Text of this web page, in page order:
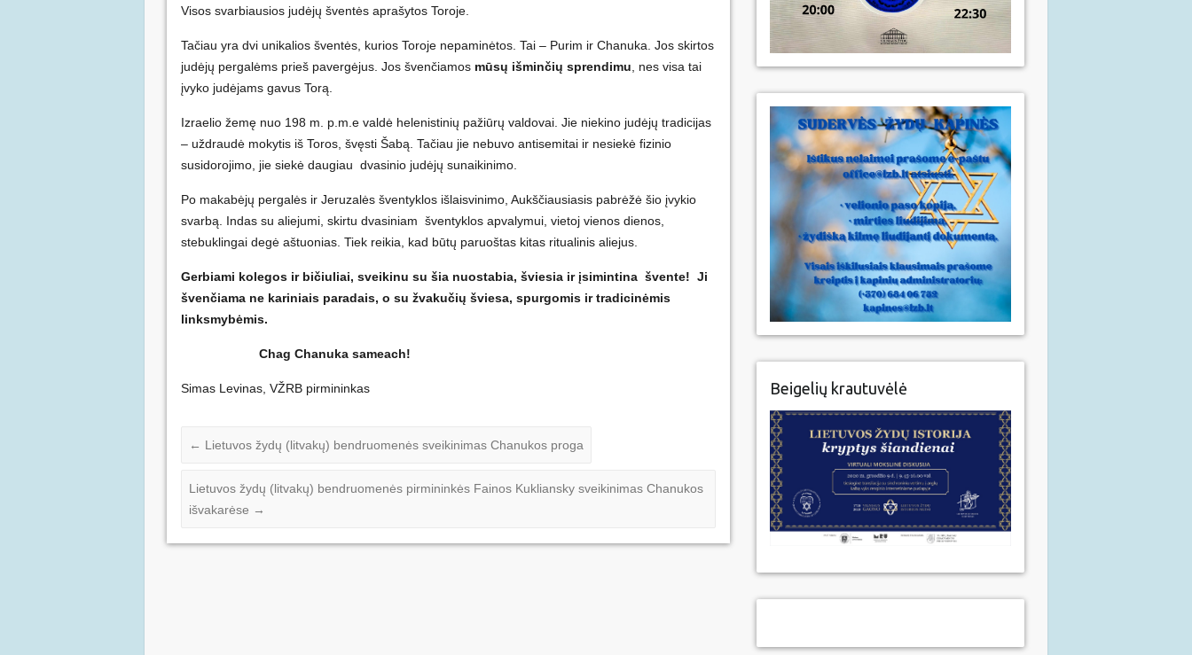
Visos svarbiausios judėjų šventės aprašytos Toroje.
Tačiau yra dvi unikalios šventės, kurios Toroje nepaminėtos. Tai – Purim ir Chanuka. Jos skirtos
judėjų pergalėms prieš pavergėjus. Jos švenčiamos mūsų išminčių sprendimu , nes visa tai
įvyko judėjams gavus Torą.
Izraelio žemę nuo 198 m. p.m.e valdė helenistinių pažiūrų valdovai. Jie niekino judėjų tradicijas
– uždraudė mokytis iš Toros, švęsti Šabą. Tačiau jie nebuvo antisemitai ir nesiekė fizinio
susidorojimo, jie siekė daugiau dvasinio judėjų sunaikinimo.
Po makabėjų pergalės ir Jeruzalės šventyklos išlaisvinimo, Aukščiausiasis pabrėžė šio įvykio
svarbą. Indas su aliejumi, skirtu dvasiniam šventyklos apvalymui, vietoj vienos dienos,
stebuklingai degė aštuonias. Tiek reikia, kad būtų paruoštas kitas ritualinis aliejus.
Gerbiami kolegos ir bičiuliai, sveikinu su šia nuostabia, šviesia ir įsimintina švente! Ji
švenčiama ne kariniais paradais, o su žvakučių šviesa, spurgomis ir tradicinėmis
linksmybėmis.
Chag Chanuka sameach!
Simas Levinas, VŽRB pirmininkas
← Lietuvos žydų (litvakų) bendruomenės sveikinimas Chanukos proga
Lietuvos žydų (litvakų) bendruomenės pirmininkės Fainos Kukliansky sveikinimas Chanukos
išvakarėse →
Beigelių krautuvėlė